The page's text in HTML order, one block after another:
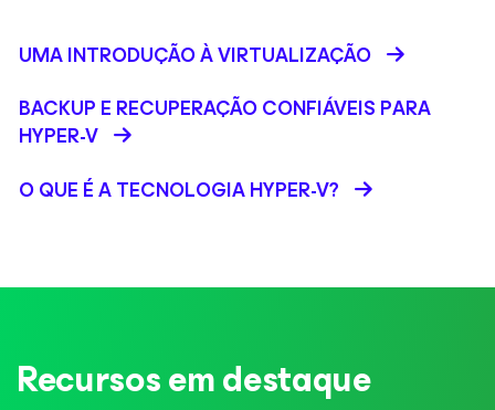
UMA INTRODUÇÃO À VIRTUALIZAÇÃO
BACKUP E RECUPERAÇÃO CONFIÁVEIS PARA
HYPER-V
O QUE É A TECNOLOGIA HYPER-V?
Recursos em destaque